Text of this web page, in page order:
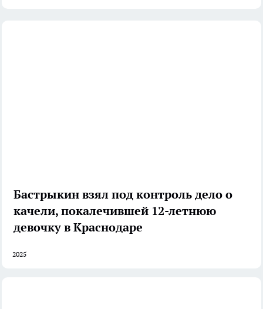
Бастрыкин взял под контроль дело о
качели, покалечившей 12-летнюю
девочку в Краснодаре
2025